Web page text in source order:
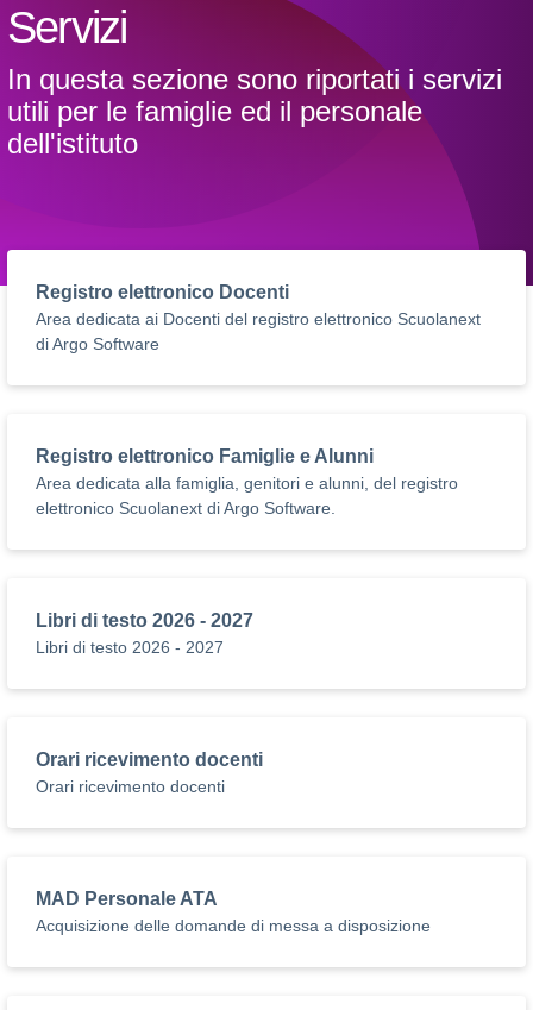
Servizi
In questa sezione sono riportati i servizi
utili per le famiglie ed il personale
dell'istituto
Registro elettronico Docenti
Area dedicata ai Docenti del registro elettronico Scuolanext
di Argo Software
Registro elettronico Famiglie e Alunni
Area dedicata alla famiglia, genitori e alunni, del registro
elettronico Scuolanext di Argo Software.
Libri di testo 2026 - 2027
Libri di testo 2026 - 2027
Orari ricevimento docenti
Orari ricevimento docenti
MAD Personale ATA
Acquisizione delle domande di messa a disposizione